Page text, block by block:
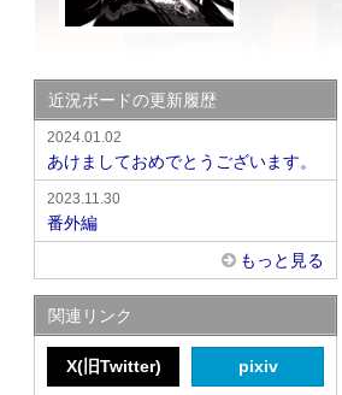
近況ボードの更新履歴
2024.01.02
あけましておめでとうございます。
2023.11.30
番外編
もっと見る
関連リンク
X(旧Twitter) pixiv